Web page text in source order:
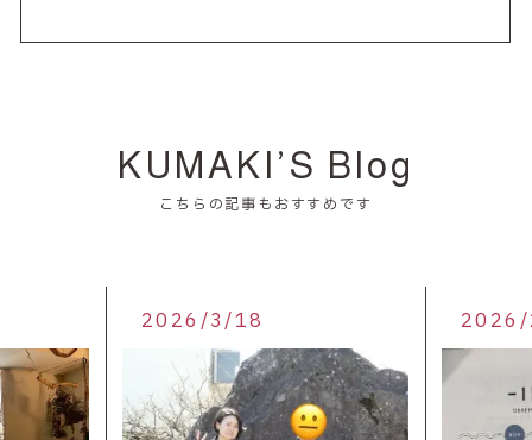
KUMAKI’S Blog
こちらの記事もおすすめです
2026/3/18